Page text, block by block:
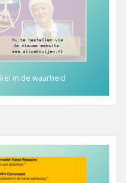
in de waarheid